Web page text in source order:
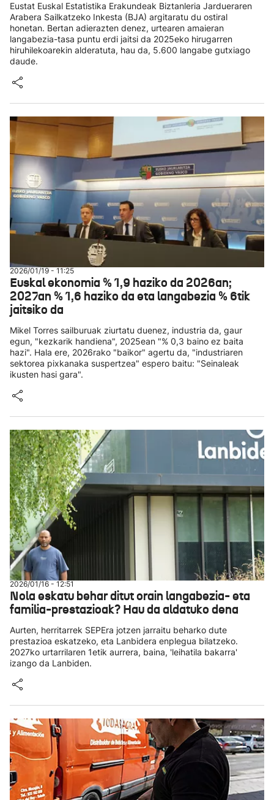
Eustat Euskal Estatistika Erakundeak Biztanleria Jardueraren
Arabera Sailkatzeko Inkesta (BJA) argitaratu du ostiral
honetan. Bertan adierazten denez, urtearen amaieran
langabezia-tasa puntu erdi jaitsi da 2025eko hirugarren
hiruhilekoarekin alderatuta, hau da, 5.600 langabe gutxiago
daude.
2026/01/19 - 11:25
Euskal ekonomia % 1,9 haziko da 2026an;
2027an % 1,6 haziko da eta langabezia % 6tik
jaitsiko da
Mikel Torres sailburuak ziurtatu duenez, industria da, gaur
egun, "kezkarik handiena", 2025ean "% 0,3 baino ez baita
hazi". Hala ere, 2026rako "baikor" agertu da, "industriaren
sektorea pixkanaka suspertzea" espero baitu: "Seinaleak
ikusten hasi gara".
2026/01/16 - 12:51
Nola eskatu behar ditut orain langabezia- eta
familia-prestazioak? Hau da aldatuko dena
Aurten, herritarrek SEPEra jotzen jarraitu beharko dute
prestazioa eskatzeko, eta Lanbidera enplegua bilatzeko.
2027ko urtarrilaren 1etik aurrera, baina, 'leihatila bakarra'
izango da Lanbiden.